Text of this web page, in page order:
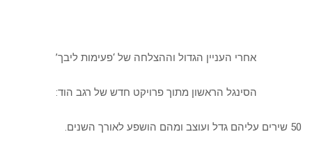
אחרי העניין הגדול וההצלחה של ‘פעימות ליבך’
הסינגל הראשון מתוך פרויקט חדש של רגב הוד:
50 שירים עליהם גדל ועוצב ומהם הושפע לאורך השנים.